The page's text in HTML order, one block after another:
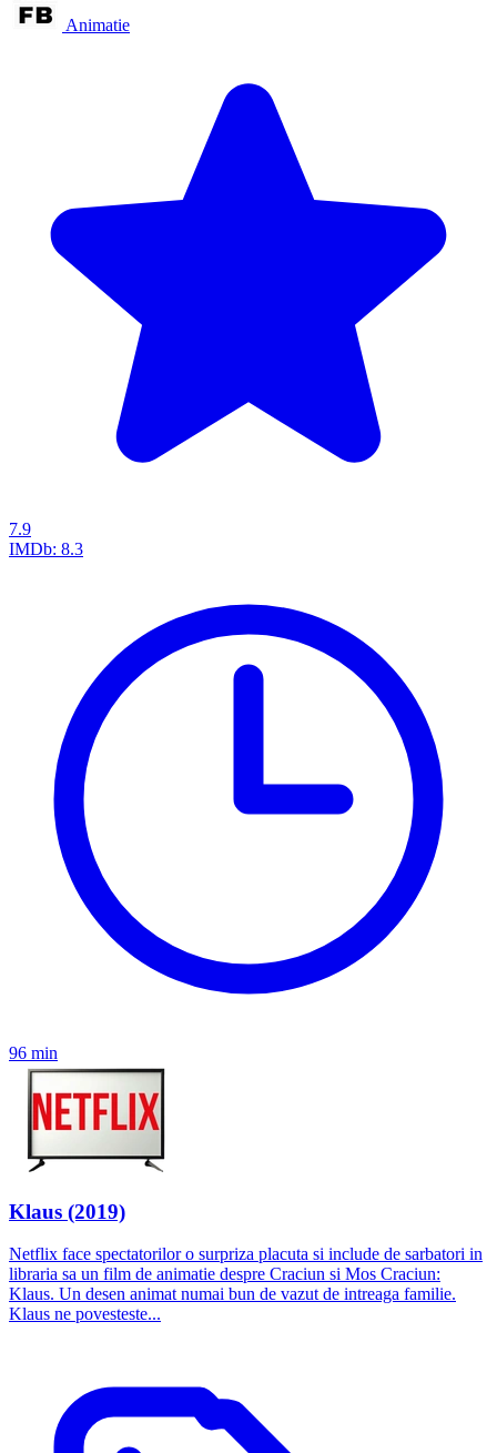
Animatie
7.9
IMDb: 8.3
96 min
Klaus (2019)
Netflix face spectatorilor o surpriza placuta si include de sarbatori in
libraria sa un film de animatie despre Craciun si Mos Craciun:
Klaus. Un desen animat numai bun de vazut de intreaga familie.
Klaus ne povesteste...